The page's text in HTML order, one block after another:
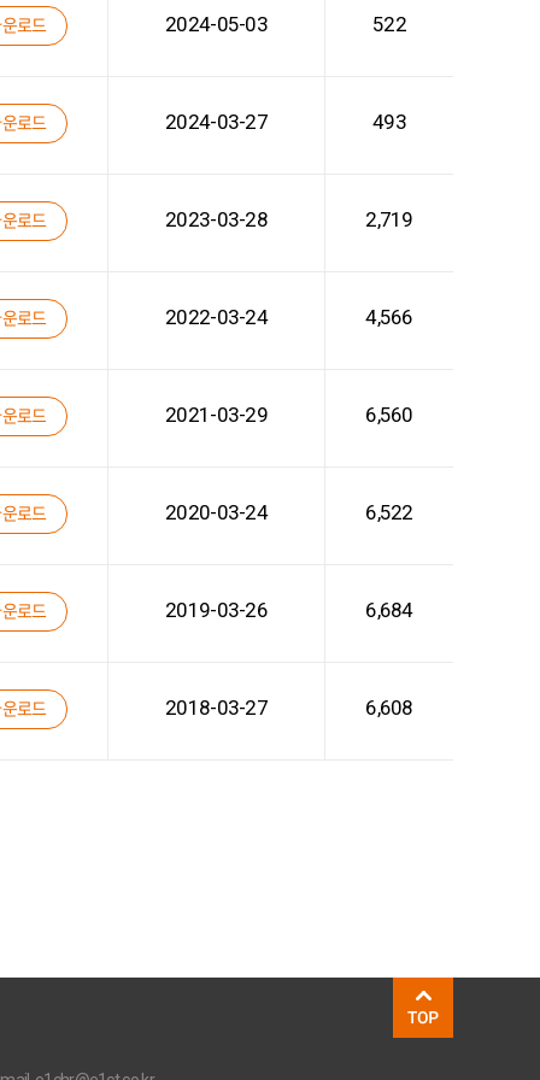
로드 2024-05-03 522
로드 2024-03-27 493
로드 2023-03-28 2,719
로드 2022-03-24 4,566
로드 2021-03-29 6,560
로드 2020-03-24 6,522
로드 2019-03-26 6,684
로드 2018-03-27 6,608